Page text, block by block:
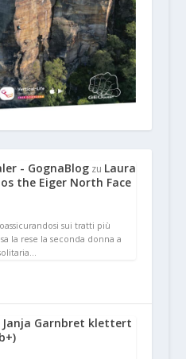
- GognaBlogzu Laura
the Eiger North Face
sui tratti più
la rese la seconda donna a
Janja Garnbret klettert